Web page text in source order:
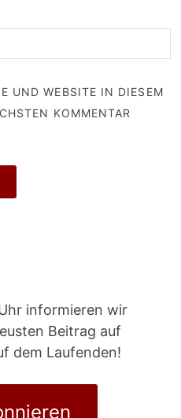
UND WEBSITE IN DIESEM
KOMMENTAR
informieren wir
Beitrag auf
dem Laufenden!